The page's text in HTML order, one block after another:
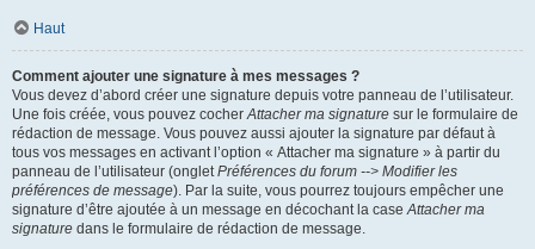
Haut
Comment ajouter une signature à mes messages ?
Vous devez d’abord créer une signature depuis votre panneau de l’utilisateur.
Une fois créée, vous pouvez cocherAttacher ma signature sur le formulaire de
rédaction de message. Vous pouvez aussi ajouter la signature par défaut à
tous vos messages en activant l’option « Attacher ma signature » à partir du
panneau de l’utilisateur (ongletPréférences du forum --> Modifier les
préférences de message). Par la suite, vous pourrez toujours empêcher une
signature d’être ajoutée à un message en décochant la caseAttacher ma
signature dans le formulaire de rédaction de message.